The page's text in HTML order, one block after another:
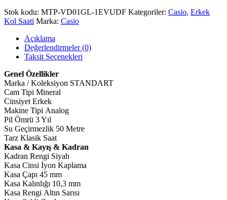
Stok kodu: MTP-VD01GL-1EVUDF Kategoriler: Casio, Erkek
Kol Saati Marka: Casio
Açıklama
Değerlendirmeler (0)
Taksit Seçenekleri
Genel Özellikler
Marka / Koleksiyon STANDART
Cam Tipi Mineral
Cinsiyet Erkek
Makine Tipi Analog
Pil Ömrü 3 Yıl
Su Geçirmezlik 50 Metre
Tarz Klasik Saat
Kasa & Kayış & Kadran
Kadran Rengi Siyah
Kasa Cinsi İyon Kaplama
Kasa Çapı 45 mm
Kasa Kalınlığı 10,3 mm
Kasa Rengi Altın Sarısı